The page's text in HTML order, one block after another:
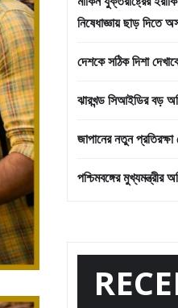
নিষেধাজ্ঞায় ছাড় দিতে
দেশকে সঠিক দিশা
ঝারখন্ড সিআইডির বড়
জাপানের নতুন
পশ্চিমবঙ্গের